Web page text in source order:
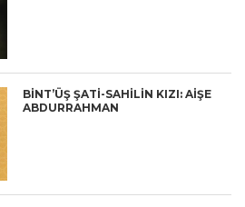
BİNT’ÜŞ ŞATİ-SAHİLİN KIZI: AİŞE
ABDURRAHMAN